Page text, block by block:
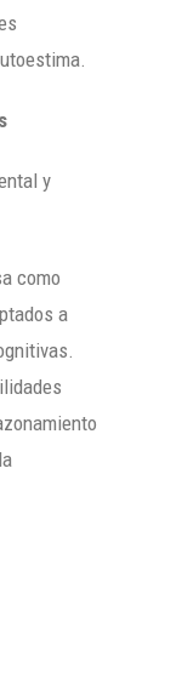
y
como
a